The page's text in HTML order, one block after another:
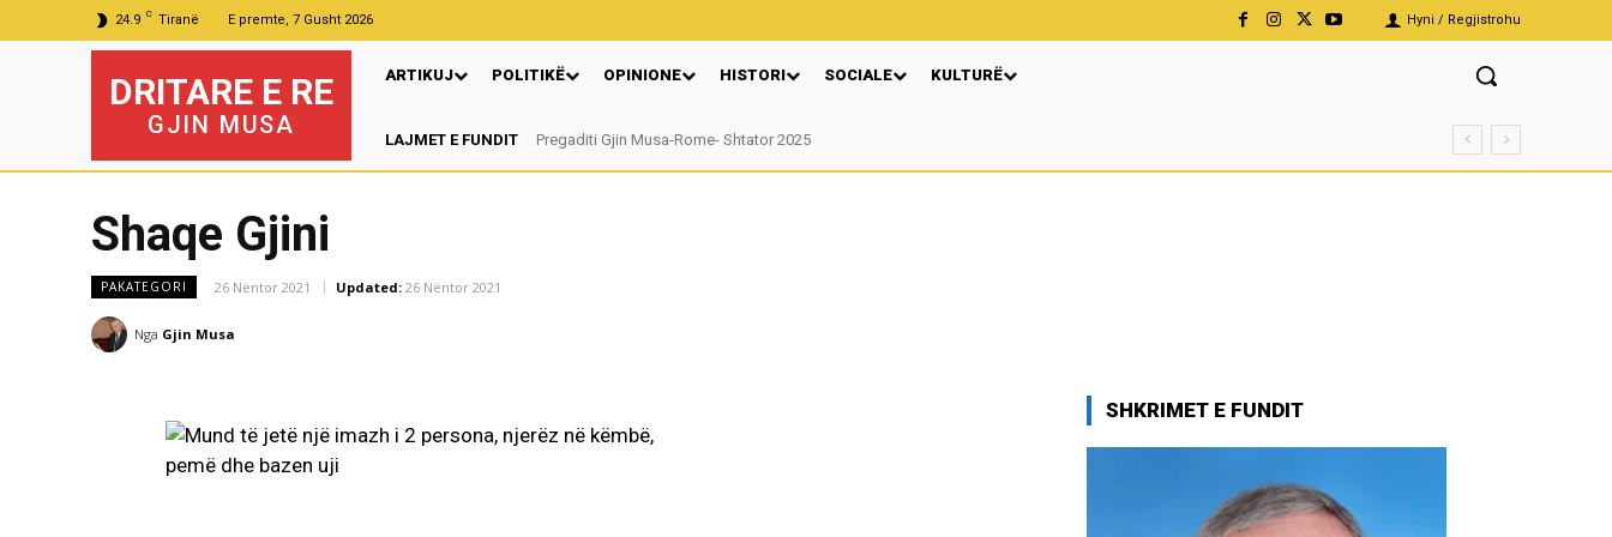
24.9 C Tiranë E premte, 7 Gusht 2026 Hyni / Regjistrohu
DRITARE E RE
GJIN MUSA
ARTIKUJ POLITIKË OPINIONE HISTORI SOCIALE KULTURË
LAJMET E FUNDIT Pregaditi Gjin Musa-Rome- Shtator 2025
Shaqe Gjini
PAKATEGORI 26 Nëntor 2021 Updated: 26 Nëntor 2021
Nga Gjin Musa
SHKRIMET E FUNDIT